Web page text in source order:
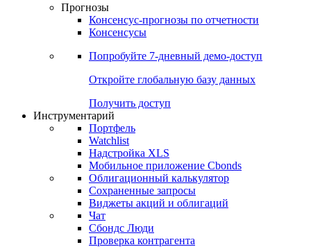
Прогнозы
Консенсус-прогнозы по отчетности
Консенсусы
Попробуйте 7-дневный демо-доступ
Откройте глобальную базу данных
Получить доступ
Инструментарий
Портфель
Watchlist
Надстройка XLS
Мобильное приложение Cbonds
Облигационный калькулятор
Сохраненные запросы
Виджеты акций и облигаций
Чат
Сбондс Люди
Проверка контрагента